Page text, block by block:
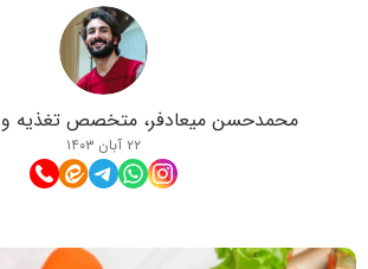
محمدحسن میعادفر، متخصص تغذیه و
۲۲ آبان ۱۴۰۳